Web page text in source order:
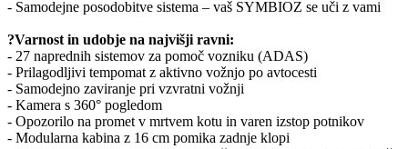
- Samodejne posodobitve sistema – vaš SYMBIOZ se uči z vami
?Varnost in udobje na najvišji ravni:
- 27 naprednih sistemov za pomoč vozniku (ADAS)
- Prilagodljivi tempomat z aktivno vožnjo po avtocesti
- Samodejno zaviranje pri vzvratni vožnji
- Kamera s 360° pogledom
- Opozorilo na promet v mrtvem kotu in varen izstop potnikov
- Modularna kabina z 16 cm pomika zadnje klopi